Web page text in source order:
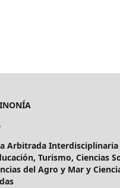
Arbitrada Interdisciplinaria
Turismo, Ciencias
del Agro y Mar y